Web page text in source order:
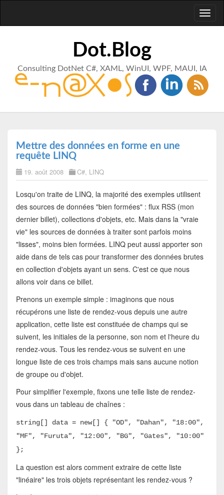
Dot.Blog
Consulting DotNet C#, XAML, WinUI, WPF, MAUI, IA
Mettre des données en forme en une
requête LINQ
19. août 2008 C#, LINQ
Losqu'on traite de LINQ, la majorité des exemples utilisent
des sources de données "bien formées" : flux RSS (mon
dernier billet), collections d'objets, etc. Mais dans la "vraie
vie" les sources de données à traiter sont parfois moins
"lisses", moins bien formées. LINQ peut aussi apporter son
aide dans de tels cas pour transformer des données brutes
en collection d'objets ayant un sens. C'est ce que nous
allons voir dans ce billet.
Prenons un exemple simple : imaginons que nous
récupérons une liste de rendez-vous depuis une autre
application, cette liste est constituée de champs qui se
suivent, les initiales de la personne, son nom et l'heure du
rendez-vous. Tous les rendez-vous se suivent en une
longue liste de ces trois champs mais sans aucune notion
de groupe ou d'objet.
Pour simplifier l'exemple, fixons une telle liste de rendez-
vous dans un tableau de chaînes :
string[] data = new[] { "OD", "Dahan", "18:00",
"MF", "Furuta", "12:00", "BG", "Gates", "10:00"
};
La question est alors comment extraire de cette liste
"linéaire" les trois objets représentant les rendez-vous ?